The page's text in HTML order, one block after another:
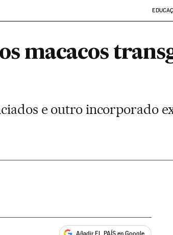
macacos
e outro incorporado
Añadir EL PAÍS en Google